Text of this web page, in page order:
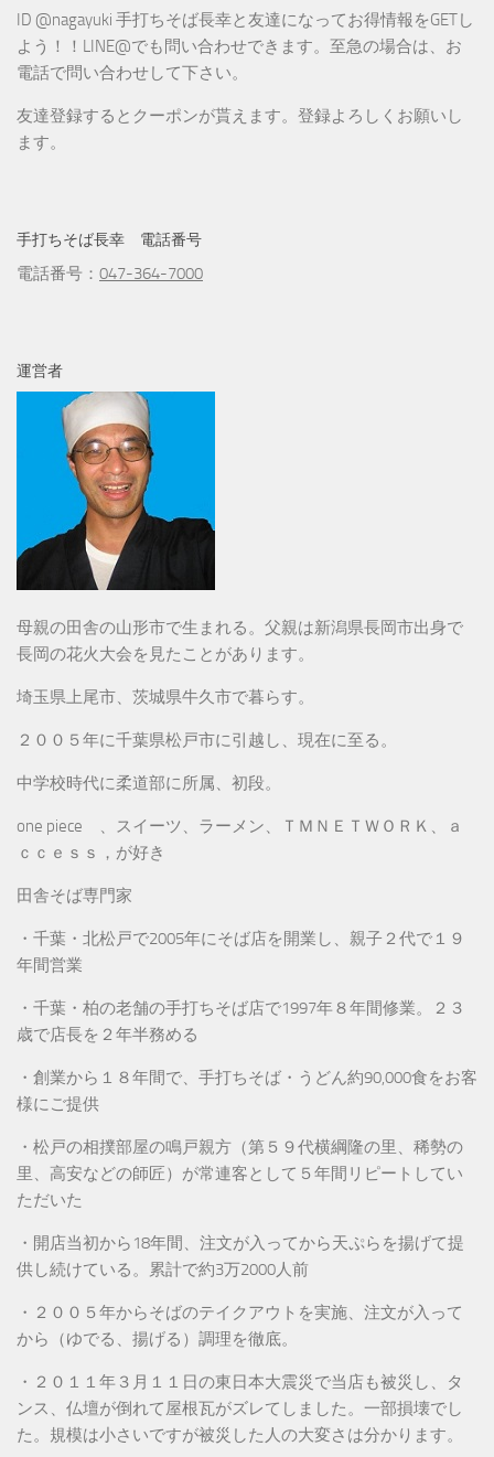
ID @nagayuki 手打ちそば長幸と友達になってお得情報をGETし
よう！！LINE@でも問い合わせできます。至急の場合は、お
電話で問い合わせして下さい。
友達登録するとクーポンが貰えます。登録よろしくお願いし
ます。
手打ちそば長幸 電話番号
電話番号： 047-364-7000
運営者
母親の田舎の山形市で生まれる。父親は新潟県長岡市出身で
長岡の花火大会を見たことがあります。
埼玉県上尾市、茨城県牛久市で暮らす。
２００５年に千葉県松戸市に引越し、現在に至る。
中学校時代に柔道部に所属、初段。
one piece 、スイーツ、ラーメン、ＴＭＮＥＴＷＯＲＫ、ａ
ｃｃｅｓｓ，が好き
田舎そば専門家
・千葉・北松戸で2005年にそば店を開業し、親子２代で１９
年間営業
・千葉・柏の老舗の手打ちそば店で1997年８年間修業。２３
歳で店長を２年半務める
・創業から１８年間で、手打ちそば・うどん約90,000食をお客
様にご提供
・松戸の相撲部屋の鳴戸親方（第５９代横綱隆の里、稀勢の
里、高安などの師匠）が常連客として５年間リピートしてい
ただいた
・開店当初から18年間、注文が入ってから天ぷらを揚げて提
供し続けている。累計で約3万2000人前
・２００５年からそばのテイクアウトを実施、注文が入って
から（ゆでる、揚げる）調理を徹底。
・２０１１年３月１１日の東日本大震災で当店も被災し、タ
ンス、仏壇が倒れて屋根瓦がズレてしました。一部損壊でし
た。規模は小さいですが被災した人の大変さは分かります。